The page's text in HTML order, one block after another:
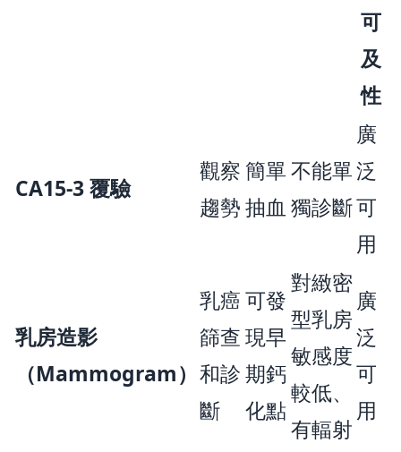
可
及
性
CA15-3 覆驗
觀察
趨勢
簡單
抽血
不能單
獨診斷
廣
泛
可
用
乳房造影
（Mammogram）
乳癌
篩查
和診
斷
可發
現早
期鈣
化點
對緻密
型乳房
敏感度
較低、
有輻射
廣
泛
可
用